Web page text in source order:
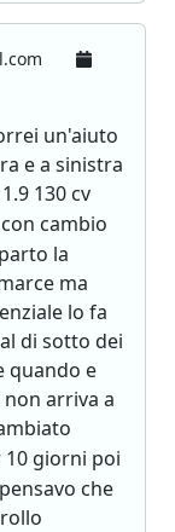
un'aiuto
e a sinistra
130 cv
cambio
la
ma
lo fa
di sotto dei
quando e
arriva a
10 giorni poi
che